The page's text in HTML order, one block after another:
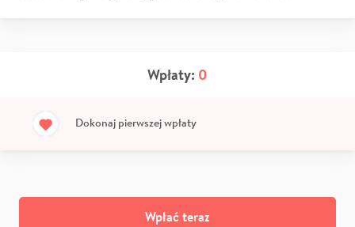
Wpłaty: 0
Dokonaj pierwszej wpłaty
Wpłać teraz